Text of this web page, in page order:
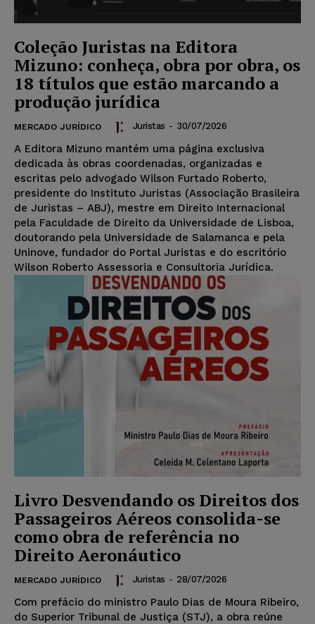
Coleção Juristas na Editora
Mizuno: conheça, obra por obra, os
18 títulos que estão marcando a
produção jurídica
MERCADO JURÍDICO Juristas - 30/07/2026
A Editora Mizuno mantém uma página exclusiva
dedicada às obras coordenadas, organizadas e
escritas pelo advogado Wilson Furtado Roberto,
presidente do Instituto Juristas (Associação Brasileira
de Juristas – ABJ), mestre em Direito Internacional
pela Faculdade de Direito da Universidade de Lisboa,
doutorando pela Universidade de Salamanca e pela
Uninove, fundador do Portal Juristas e do escritório
Wilson Roberto Assessoria e Consultoria Jurídica.
Livro Desvendando os Direitos dos
Passageiros Aéreos consolida-se
como obra de referência no
Direito Aeronáutico
MERCADO JURÍDICO Juristas - 28/07/2026
Com prefácio do ministro Paulo Dias de Moura Ribeiro,
do Superior Tribunal de Justiça (STJ), a obra reúne